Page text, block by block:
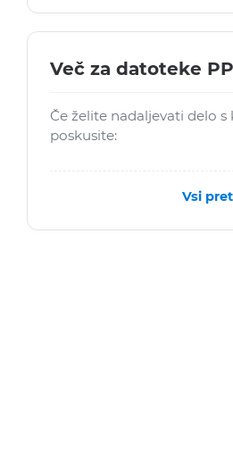
Več za datoteke
Če želite nadaljevati delo
poskusite:
Vsi